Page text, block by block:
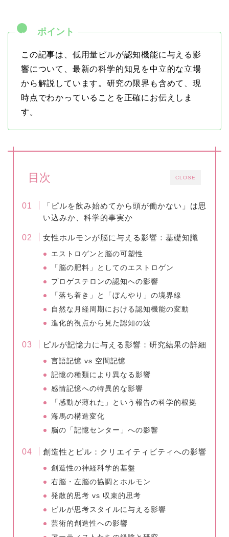
この記事は、低用量ピルが認知機能に与える影
響について、最新の科学的知見を中立的な立場
から解説しています。研究の限界も含めて、現
時点でわかっていることを正確にお伝えしま
す。
CLOSE
目次
「ピルを飲み始めてから頭が働かない」は思
い込みか、科学的事実か
女性ホルモンが脳に与える影響：基礎知識
エストロゲンと脳の可塑性
「脳の肥料」としてのエストロゲン
プロゲステロンの認知への影響
「落ち着き」と「ぼんやり」の境界線
自然な月経周期における認知機能の変動
進化的視点から見た認知の波
ピルが記憶力に与える影響：研究結果の詳細
言語記憶 vs 空間記憶
記憶の種類により異なる影響
感情記憶への特異的な影響
「感動が薄れた」という報告の科学的根拠
海馬の構造変化
脳の「記憶センター」への影響
創造性とピル：クリエイティビティへの影響
創造性の神経科学的基盤
右脳・左脳の協調とホルモン
発散的思考 vs 収束的思考
ピルが思考スタイルに与える影響
芸術的創造性への影響